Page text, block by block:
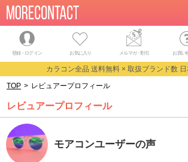
登録・ログイン お気に入り メルマガ・割引 お買い
カラコン全品 送料無料 × 取扱ブランド数 日
TOP > レビュアープロフィール
レビュアープロフィール
モアコンユーザーの声